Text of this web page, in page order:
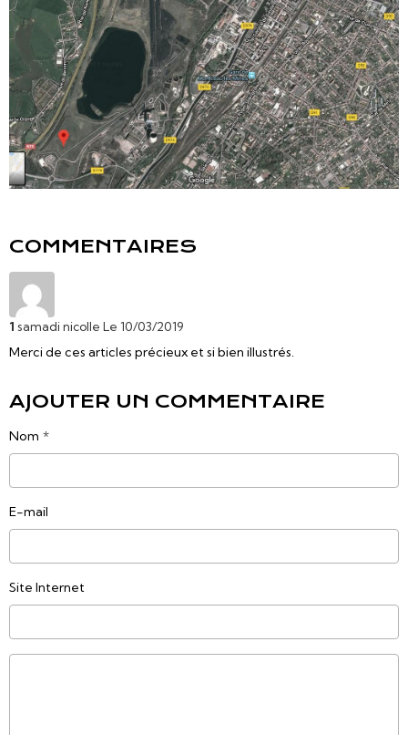
COMMENTAIRES
1 samadi nicolle Le 10/03/2019
Merci de ces articles précieux et si bien illustrés.
AJOUTER UN COMMENTAIRE
Nom
E-mail
Site Internet